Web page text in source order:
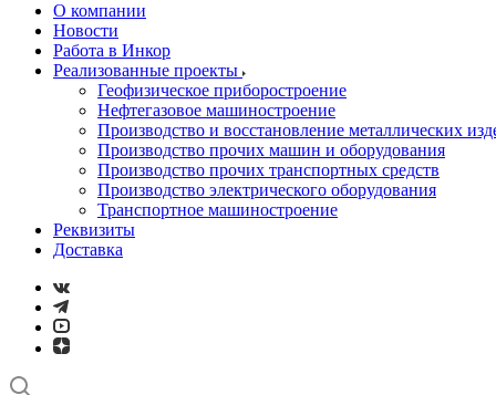
О компании
Новости
Работа в Инкор
Реализованные проекты
Геофизическое приборостроение
Нефтегазовое машиностроение
Производство и восстановление металлических
Производство прочих машин и оборудования
Производство прочих транспортных средств
Производство электрического оборудования
Транспортное машиностроение
Реквизиты
Доставка